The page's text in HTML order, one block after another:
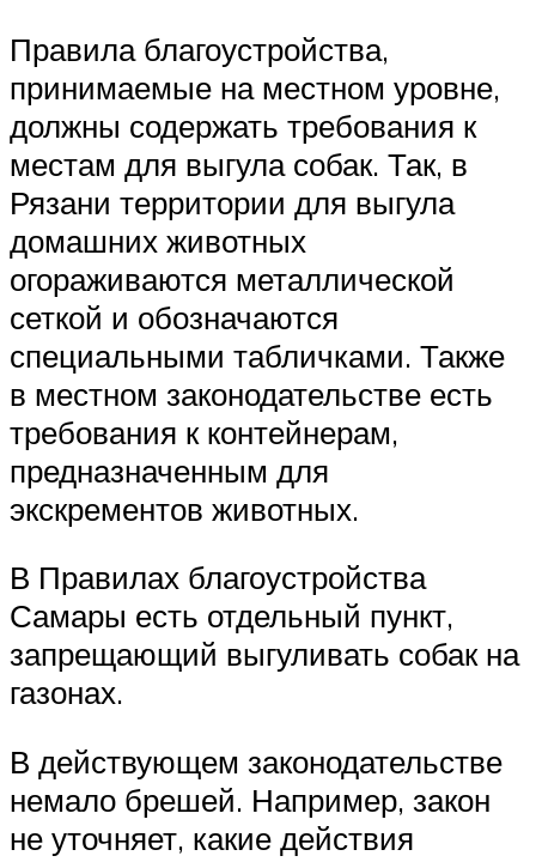
Правила благоустройства,
принимаемые на местном уровне,
должны содержать требования к
местам для выгула собак. Так, в
Рязани территории для выгула
домашних животных
огораживаются металлической
сеткой и обозначаются
специальными табличками. Также
в местном законодательстве есть
требования к контейнерам,
предназначенным для
экскрементов животных.
В Правилах благоустройства
Самары есть отдельный пункт,
запрещающий выгуливать собак на
газонах.
В действующем законодательстве
немало брешей. Например, закон
не уточняет, какие действия